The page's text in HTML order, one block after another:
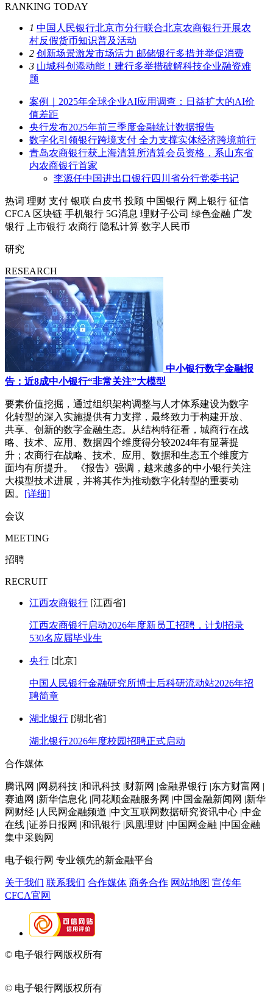
RANKING TODAY
1 中国人民银行北京市分行联合北京农商银行开展农
村反假货币知识普及活动
2 创新场景激发市场活力 邮储银行多措并举促消费
3 山城科创添动能！建行多举措破解科技企业融资难
题
案例｜2025年全球企业AI应用调查：日益扩大的AI价
值差距
央行发布2025年前三季度金融统计数据报告
数字化引领银行跨境支付 全力支撑实体经济跨境前行
青岛农商银行获上海清算所清算会员资格，系山东省
内农商银行首家
李源任中国进出口银行四川省分行党委书记
热词 理财 支付 银联 白皮书 投顾 中国银行 网上银行 征信
CFCA 区块链 手机银行 5G消息 理财子公司 绿色金融 广发
银行
上市银行 农商行 隐私计算 数字人民币
研究
RESEARCH
中小银行数字金融报
告：近8成中小银行“非常关注”大模型
要素价值挖掘，通过组织架构调整与人才体系建设为数字
化转型的深入实施提供有力支撑，最终致力于构建开放、
共享、创新的数字金融生态。从结构特征看，城商行在战
略、技术、应用、数据四个维度得分较2024年有显著提
升；农商行在战略、技术、应用、数据和生态五个维度方
面均有所提升。 《报告》强调，越来越多的中小银行关注
大模型技术进展，并将其作为推动数字化转型的重要动
因。 [详细]
会议
MEETING
招聘
RECRUIT
江西农商银行 [江西省]
江西农商银行启动2026年度新员工招聘，计划招录
530名应届毕业生
央行 [北京]
中国人民银行金融研究所博士后科研流动站2026年招
聘简章
湖北银行 [湖北省]
湖北银行2026年度校园招聘正式启动
合作媒体
腾讯网 |网易科技 |和讯科技 |财新网 |金融界银行 |东方财富网 |
赛迪网 |新华信息化 |同花顺金融服务网 |中国金融新闻网 |新华
网财经 |人民网金融频道 |中文互联网数据研究资讯中心 |中金
在线 |证券日报网 |和讯银行 |凤凰理财 |中国网金融 |中国金融
集中采购网
电子银行网 专业领先的新金融平台
关于我们 联系我们 合作媒体 商务合作 网站地图 宣传年
CFCA官网
© 电子银行网版权所有
© 电子银行网版权所有